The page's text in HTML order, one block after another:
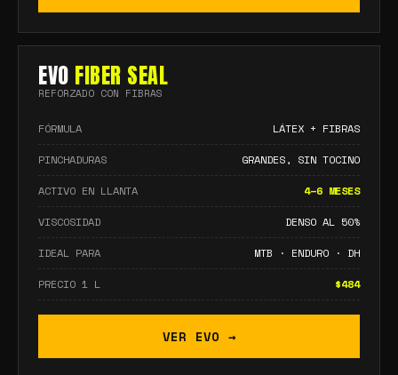
EVO FIBER SEAL
REFORZADO CON FIBRAS
FÓRMULA LÁTEX + FIBRAS
PINCHADURAS GRANDES, SIN TOCINO
ACTIVO EN LLANTA 4–6 MESES
VISCOSIDAD DENSO AL 50%
IDEAL PARA MTB · ENDURO · DH
PRECIO 1 L $484
VER EVO →